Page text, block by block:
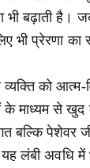
बढ़ाती है।
भी प्रेरणा का
को
से खुद
बल्कि पेशेवर
लंबी अवधि में